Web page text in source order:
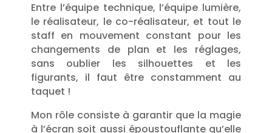
Entre l’équipe technique, l’équipe lumière,
le réalisateur, le co-réalisateur, et tout le
staff en mouvement constant pour les
changements de plan et les réglages,
sans oublier les silhouettes et les
figurants, il faut être constamment au
taquet !
Mon rôle consiste à garantir que la magie
à l’écran soit aussi époustouflante qu’elle